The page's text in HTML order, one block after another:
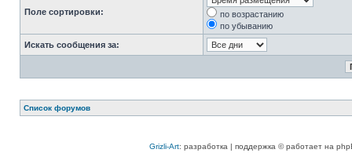
Поле сортировки:
по возрастанию
по убыванию
Искать сообщения за:
Список форумов
Grizli-Art: разработка | поддержка © работает на